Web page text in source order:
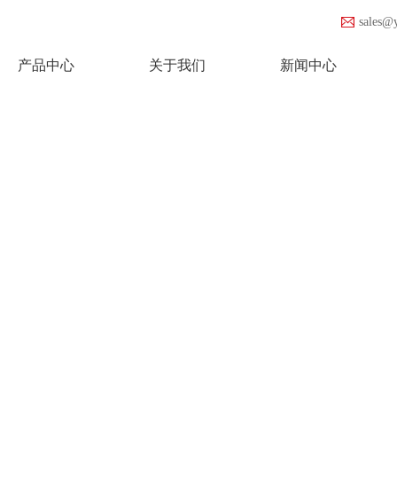
产品中心 关于我们 新闻中心